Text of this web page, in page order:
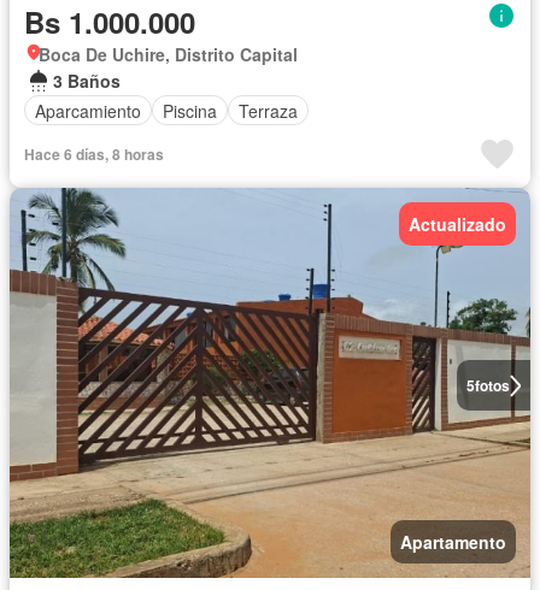
Bs 1.000.000
Boca De Uchire, Distrito Capital
3 Baños
Aparcamiento
Piscina Terraza
Hace 6 días, 8 horas
5fotos
Actualizado
Apartamento